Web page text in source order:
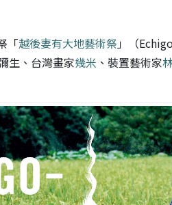
「越後妻有大地藝術祭」（
生、台灣畫家幾米 、裝置藝術家